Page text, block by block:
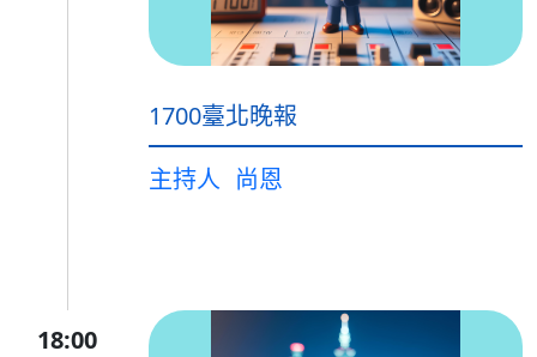
1700臺北晚報
主持人 尚恩
18:00